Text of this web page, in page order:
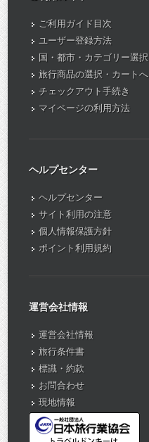
ご利用ガイド目次
ユーザー登録方法
国・都市・カテゴリー選択
旅行商品の選択・カートへ
チェックアウト手続き
マイページの利用方法
ヘルプセンター
ヘルプセンター
サイト利用の注意
個人情報保護方針
ポイント利用規約
運営会社情報
運営会社情報
旅行条件書
標識・約款
お問合わせ
現地情報